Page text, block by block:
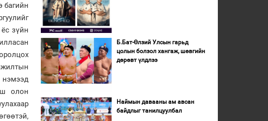
багийн
зүйн
нэмээд
олон
Б.Бат-Өлзий Улсын гарьд
цолын болзол хангаж, шөвгийн
дөрөвт үлдлээ
Наймын давааны ам авсан
байдлыг танилцуулбал